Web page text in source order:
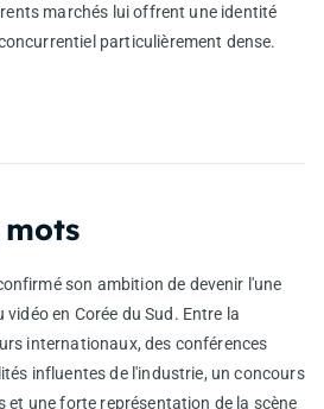
marchés lui offrent une identité
particulièrement dense.
son ambition de devenir l'une
en Corée du Sud. Entre la
internationaux, des conférences
influentes de l'industrie, un concours
et une forte représentation de la scène